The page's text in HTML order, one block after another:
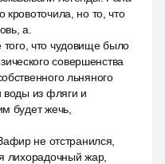
но то, что
а.
что чудовище было
совершенства
льняного
воды из фляги и
будет жечь,
не отстранился,
лихорадочный жар,